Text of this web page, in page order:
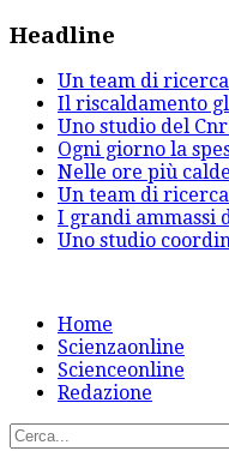
Headline
Un team di
Il riscaldamento
Uno studio del
Ogni giorno la
Nelle ore più
Un team di
I grandi ammassi
Uno studio
Home
Scienzaonline
Scienceonline
Redazione